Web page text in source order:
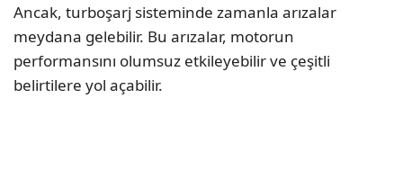
Ancak, turboşarj sisteminde zamanla arızalar
meydana gelebilir. Bu arızalar, motorun
performansını olumsuz etkileyebilir ve çeşitli
belirtilere yol açabilir.